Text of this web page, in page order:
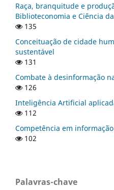
Raça, branquitude e
Biblioteconomia e Ciência
135
Conceituação de cidade
sustentável
131
Combate à desinformação
126
Inteligência Artificial
112
Competência em
102
Palavras-chave